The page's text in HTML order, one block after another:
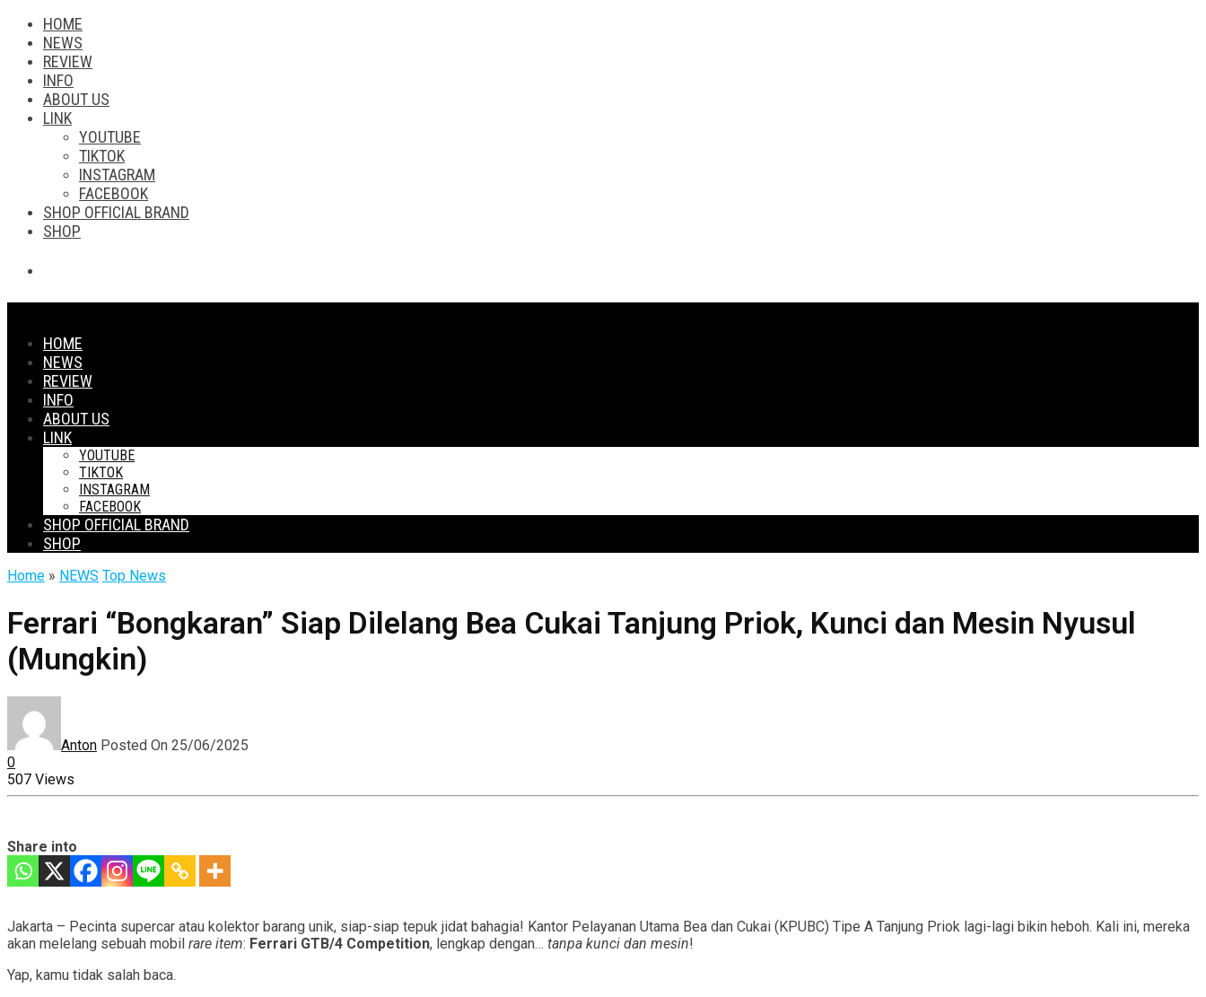
HOME
NEWS
REVIEW
INFO
ABOUT US
LINK
YOUTUBE
TIKTOK
INSTAGRAM
FACEBOOK
SHOP OFFICIAL BRAND
SHOP
HOME
NEWS
REVIEW
INFO
ABOUT US
LINK
YOUTUBE
TIKTOK
INSTAGRAM
FACEBOOK
SHOP OFFICIAL BRAND
SHOP
Home » NEWS Top News
Ferrari “Bongkaran” Siap Dilelang Bea Cukai Tanjung Priok, Kunci dan Mesin Nyusul
(Mungkin)
Anton Posted On 25/06/2025
0
507 Views
Share into
Jakarta – Pecinta supercar atau kolektor barang unik, siap-siap tepuk jidat bahagia! Kantor Pelayanan Utama Bea dan Cukai (KPUBC) Tipe A Tanjung Priok lagi-lagi bikin heboh. Kali ini, mereka
akan melelang sebuah mobil rare item: Ferrari GTB/4 Competition, lengkap dengan… tanpa kunci dan mesin!
Yap, kamu tidak salah baca.